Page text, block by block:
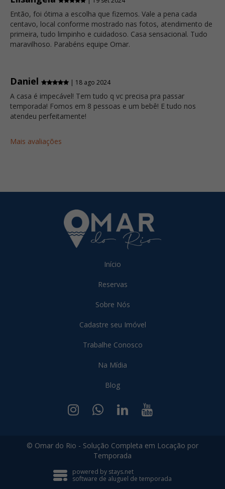
Então, foi ótima a escolha que fizemos. Vale a pena cada
centavo, local conforme mostrado nas fotos, atendimento de
primeira, tudo limpinho e cuidadoso. Casa sensacional. Tudo
maravilhoso. Parabéns equipe Omar.
Daniel | 18 ago 2024
A casa é impecável! Tem tudo q vc precisa pra passar
temporada! Fomos em 8 pessoas e um bebê! E tudo nos
atendeu perfeitamente!
Mais avaliações
Início
Reservas
Sobre Nós
Cadastre seu Imóvel
Trabalhe Conosco
Na Mídia
Blog
© Omar do Rio - Solução Completa em Locação por
Temporada
powered by stays.net
software de aluguel de temporada